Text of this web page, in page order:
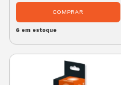
6 em estoque